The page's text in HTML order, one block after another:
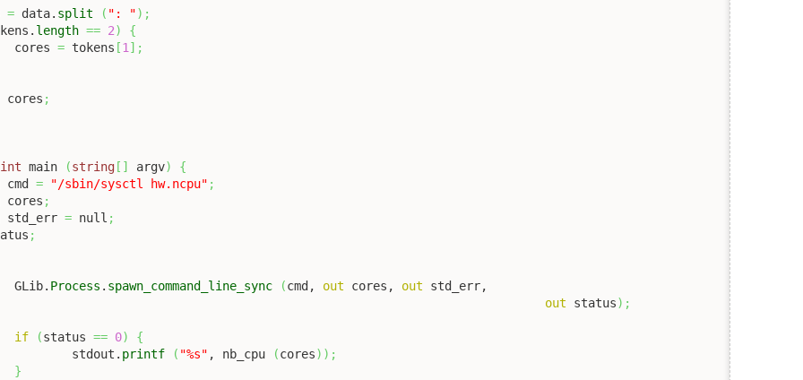
= data. split ( ": ") ;
length == 2)
{
		cores
= tokens [1] ;
cores ;
int main (string [ ] argv)
{
cmd = "/sbin/sysctl hw.ncpu" ;
cores ;
std_err = null ;
;
		GLib.
Process . spawn_command_line_sync (cmd, out cores, out std_err,
out status) ;
if (status == 0)
{
			stdout.
printf ( "%s" , nb_cpu (cores) ) ;
}